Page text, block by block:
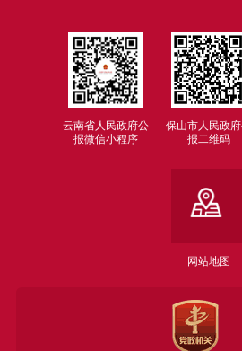
云南省人民政府公
报微信小程序
保山市人民政
报二维码
网站地图